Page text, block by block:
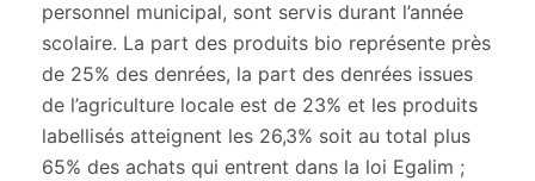
personnel municipal, sont servis durant l’année
scolaire. La part des produits bio représente près
de 25% des denrées, la part des denrées issues
de l’agriculture locale est de 23% et les produits
labellisés atteignent les 26,3% soit au total plus
65% des achats qui entrent dans la loi Egalim ;